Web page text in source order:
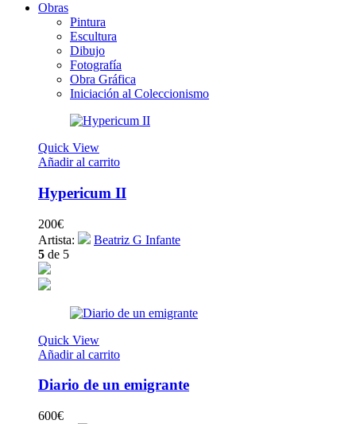
Obras
Pintura
Escultura
Dibujo
Fotografía
Obra Gráfica
Iniciación al Coleccionismo
Quick View
Añadir al carrito
Hypericum II
200€
Artista:
Beatriz G Infante
5 de 5
Quick View
Añadir al carrito
Diario de un emigrante
600€